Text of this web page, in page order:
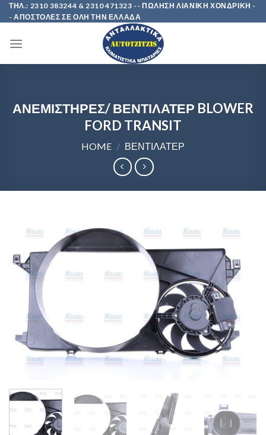
Skip
to
ΤΗΛ.: 2310 383244 & 2310 471323 -- ΠΩΛΗΣΗ ΛΙΑΝΙΚΗ ΧΟΝΔΡΙΚΗ -
- ΑΠΟΣΤΟΛΕΣ ΣΕ ΟΛΗ ΤΗΝ ΕΛΛΑΔΑ
ΑΝΕΜΙΣΤΗΡΕΣ/ ΒΕΝΤΙΛΑΤΕΡ BLOWER
FORD TRANSIT
HOME / ΒΕΝΤΙΛΑΤΕΡ